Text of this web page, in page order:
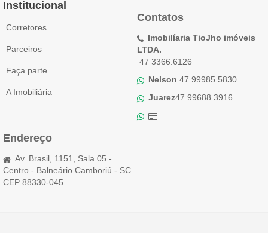
Institucional
Corretores
Parceiros
Faça parte
A Imobiliária
Contatos
Imobilíaria TioJho imóveis
LTDA.
47 3366.6126
Nelson 47 99985.5830
Juarez47 99688 3916
Endereço
Av. Brasil, 1151, Sala 05 -
Centro - Balneário Camboriú - SC
CEP 88330-045